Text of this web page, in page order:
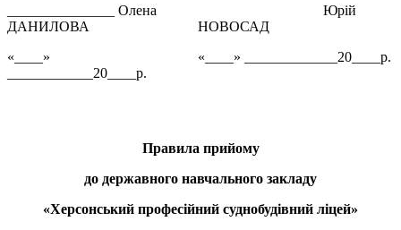
_______________ Олена
ДАНИЛОВА
«____»
____________20____р.
Юрій
НОВОСАД
«____» _____________20____р.
Правила прийому
до державного навчального закладу
«Херсонський професійний суднобудівний ліцей»